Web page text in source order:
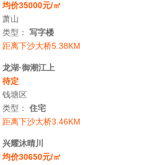
均价35000元/㎡
萧山
类型：写字楼
距离下沙大桥5.38KM
龙湖·御潮江上
待定
钱塘区
类型：住宅
距离下沙大桥3.46KM
兴耀沐晴川
均价30650元/㎡